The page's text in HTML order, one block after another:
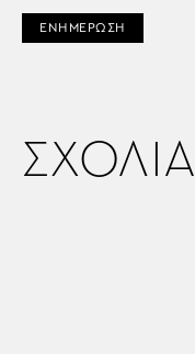
ΕΝΗΜΕΡΩΣΗ
ΣΧΟΛΙΑ